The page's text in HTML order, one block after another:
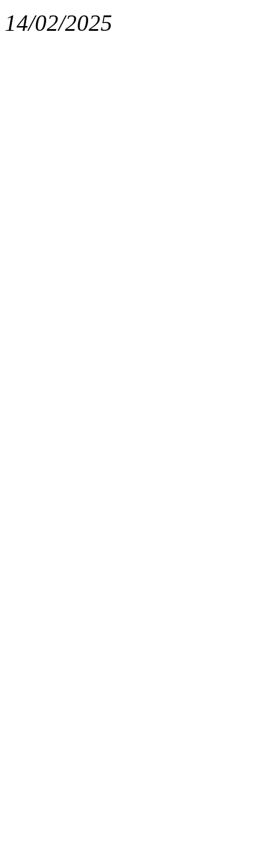
14/02/2025